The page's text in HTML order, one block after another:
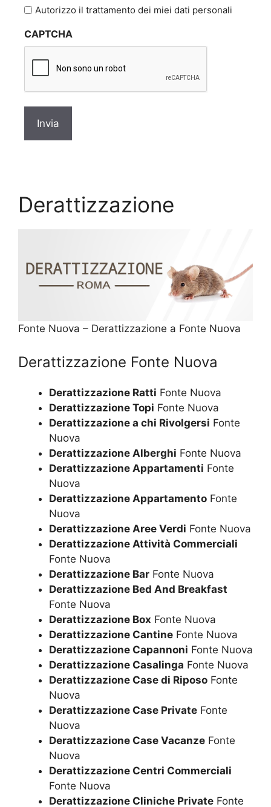
l'informativa
privacy
Autorizzo il trattamento dei miei dati personali
CAPTCHA
Derattizzazione
Fonte Nuova – Derattizzazione a Fonte Nuova
Derattizzazione Fonte Nuova
Derattizzazione Ratti Fonte Nuova
Derattizzazione Topi Fonte Nuova
Derattizzazione a chi Rivolgersi Fonte
Nuova
Derattizzazione Alberghi Fonte Nuova
Derattizzazione Appartamenti Fonte
Nuova
Derattizzazione Appartamento Fonte
Nuova
Derattizzazione Aree Verdi Fonte Nuova
Derattizzazione Attività Commerciali
Fonte Nuova
Derattizzazione Bar Fonte Nuova
Derattizzazione Bed And Breakfast
Fonte Nuova
Derattizzazione Box Fonte Nuova
Derattizzazione Cantine Fonte Nuova
Derattizzazione Capannoni Fonte Nuova
Derattizzazione Casalinga Fonte Nuova
Derattizzazione Case di Riposo Fonte
Nuova
Derattizzazione Case Private Fonte
Nuova
Derattizzazione Case Vacanze Fonte
Nuova
Derattizzazione Centri Commerciali
Fonte Nuova
Derattizzazione Cliniche Private Fonte